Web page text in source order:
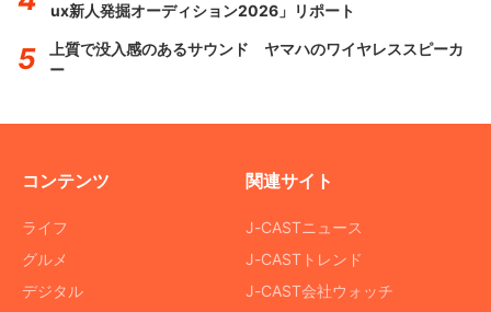
ux新人発掘オーディション2026」リポート
上質で没入感のあるサウンド ヤマハのワイヤレススピーカ
ー
コンテンツ
ライフ
グルメ
デジタル
関連サイト
J-CASTニュース
J-CASTトレンド
J-CAST会社ウォッチ